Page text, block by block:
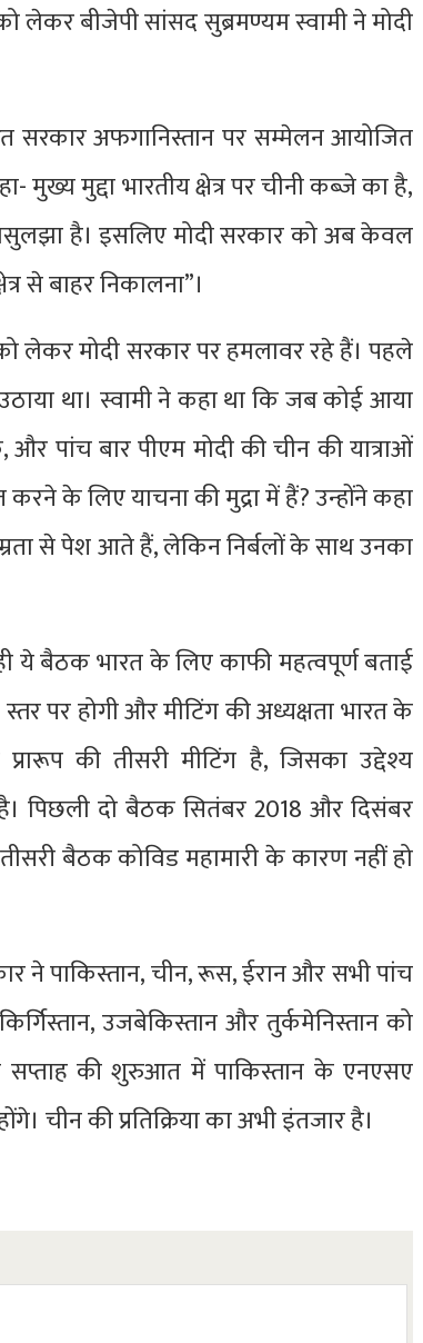
लेकर बीजेपी सांसद सुब्रमण्यम स्वामी ने मोदी
सरकार अफगानिस्तान पर सम्मेलन आयोजित
मुख्य मुद्दा भारतीय क्षेत्र पर चीनी कब्जे का है,
है। इसलिए मोदी सरकार को अब केवल
से बाहर निकालना”।
लेकर मोदी सरकार पर हमलावर रहे हैं। पहले
था। स्वामी ने कहा था कि जब कोई आया
पांच बार पीएम मोदी की चीन की यात्राओं
के लिए याचना की मुद्रा में हैं? उन्होंने कहा
से पेश आते हैं, लेकिन निर्बलों के साथ उनका
ये बैठक भारत के लिए काफी महत्वपूर्ण बताई
स्तर पर होगी और मीटिंग की अध्यक्षता भारत के
की तीसरी मीटिंग है, जिसका उद्देश्य
है। पिछली दो बैठक सितंबर 2018 और दिसंबर
बैठक कोविड महामारी के कारण नहीं हो
ने पाकिस्तान, चीन, रूस, ईरान और सभी पांच
उजबेकिस्तान और तुर्कमेनिस्तान को
सप्ताह की शुरुआत में पाकिस्तान के एनएसए
चीन की प्रतिक्रिया का अभी इंतजार है।